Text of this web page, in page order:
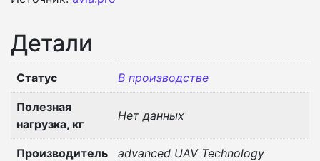
Детали
Статус В производстве
Полезная
нагрузка, кг
Нет данных
Производитель advanced UAV Technology